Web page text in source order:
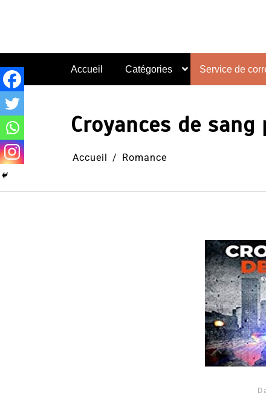
Accueil Catégories Service de
Croyances de
Accueil Romance